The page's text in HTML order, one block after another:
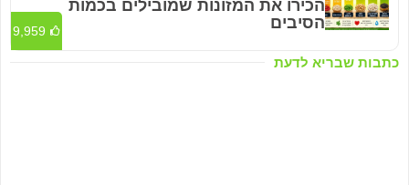
כתבות שבריא לדעת
הכירו את המזונות שמובילים בכמות
הסיבים
9,959